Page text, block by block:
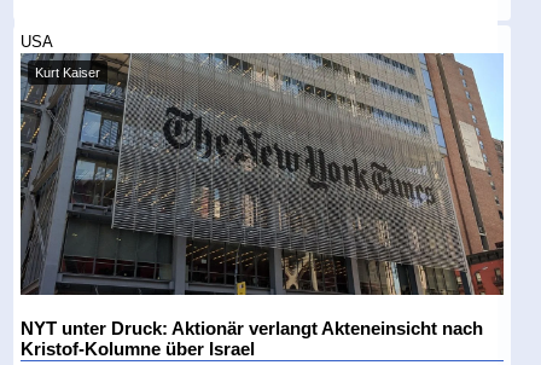
USA
Kurt Kaiser
NYT unter Druck: Aktionär verlangt Akteneinsicht nach
Kristof-Kolumne über Israel